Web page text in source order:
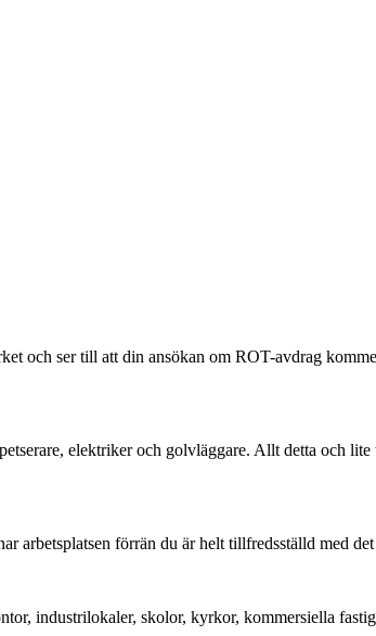
och ser till att din ansökan om ROT-avdrag
elektriker och golvläggare. Allt detta och
arbetsplatsen förrän du är helt tillfredsställd med
industrilokaler, skolor, kyrkor, kommersiella